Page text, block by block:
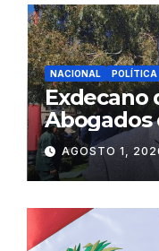
NACIONAL POLÍTICA
Exdecano
Abogados
ciudadana
AGOSTO 1,